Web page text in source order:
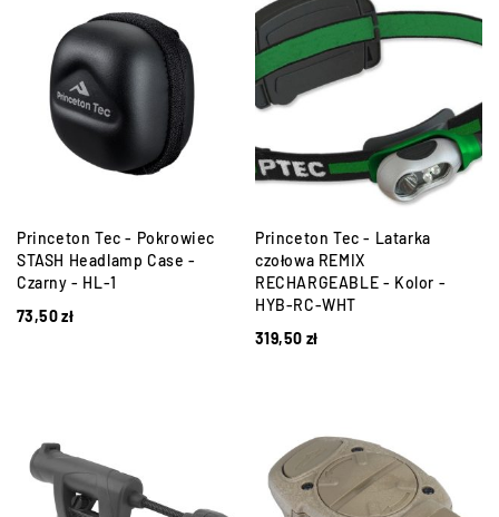
Princeton Tec - Pokrowiec
STASH Headlamp Case -
Czarny - HL-1
73,50zł
Princeton Tec - Latarka
czołowa REMIX
RECHARGEABLE - Kolor -
HYB-RC-WHT
319,50 zł